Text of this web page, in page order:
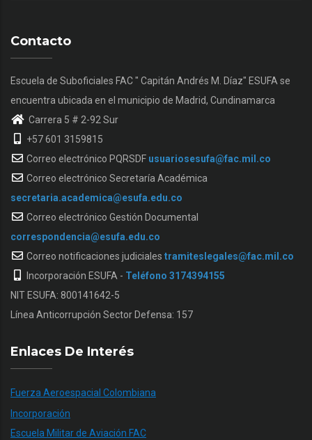
Contacto
Escuela de Suboficiales FAC " Capitán Andrés M. Díaz" ESUFA se
encuentra ubicada en el municipio de Madrid, Cundinamarca
Carrera 5 # 2-92 Sur
+57 601 3159815
Correo electrónico PQRSDF usuariosesufa@fac.mil.co
Correo electrónico Secretaría Académica
secretaria.academica@esufa.edu.co
Correo electrónico Gestión Documental
correspondencia@esufa.edu.co
Correo notificaciones judiciales tramiteslegales@fac.mil.co
Incorporación ESUFA - Teléfono 3174394155
NIT ESUFA: 800141642-5
Línea Anticorrupción Sector Defensa: 157
Enlaces De Interés
Fuerza Aeroespacial Colombiana
Incorporación
Escuela Militar de Aviación FAC